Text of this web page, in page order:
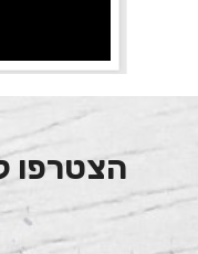
הצטרפו